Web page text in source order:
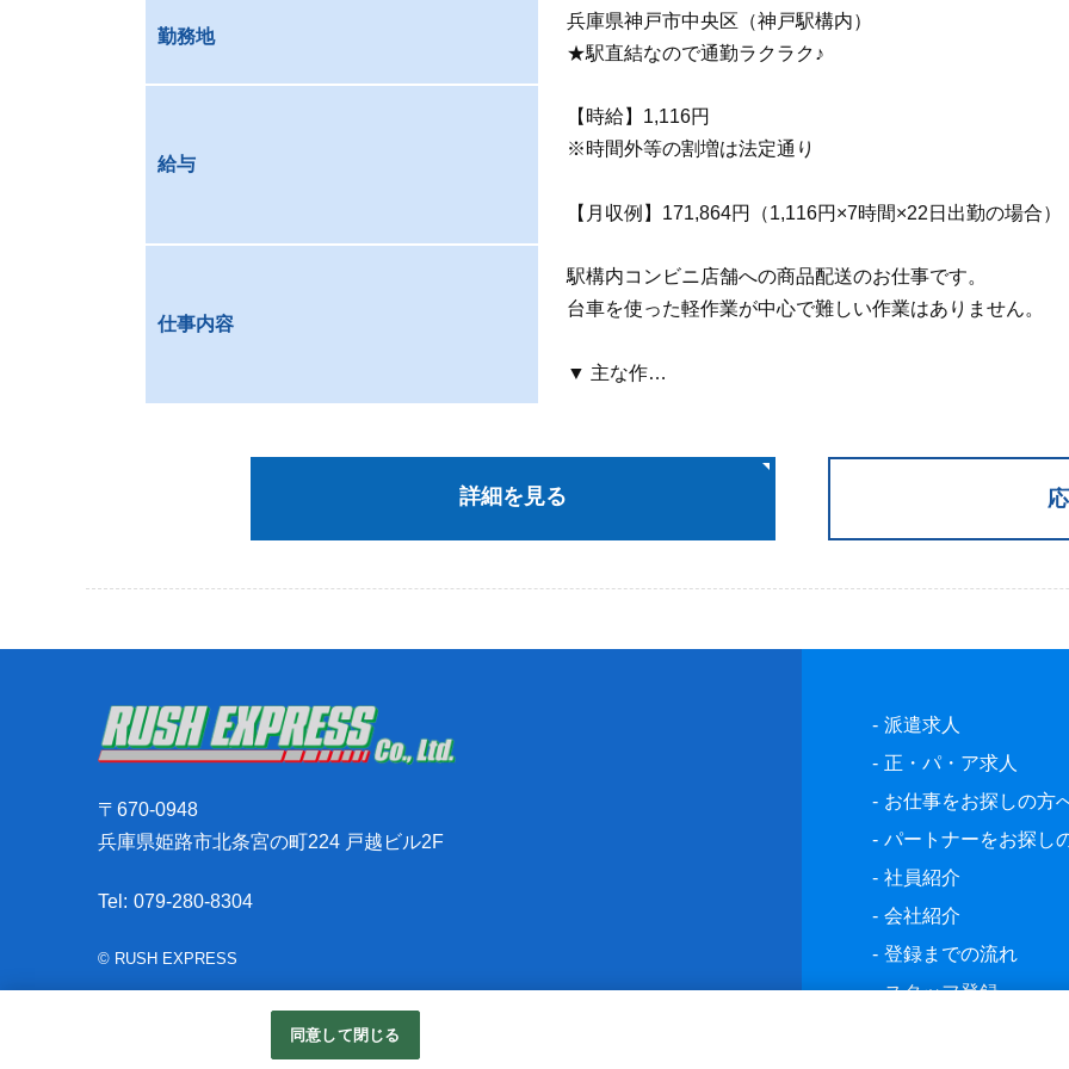
勤務地
兵庫県神戸市中央区（神戸駅構内）
★駅直結なので通勤ラクラク♪
給与
【時給】1,116円
※時間外等の割増は法定通り
【月収例】171,864円（1,116円×7時間×22日出勤の場合）
仕事内容
駅構内コンビニ店舗への商品配送のお仕事です。
台車を使った軽作業が中心で難しい作業はありません。
▼ 主な作…
詳細を見る
派遣求人
正・パ・ア求人
お仕事をお探しの方
パートナーをお探し
社員紹介
会社紹介
登録までの流れ
スタッフ登録
〒670-0948
兵庫県姫路市北条宮の町224 戸越ビル2F
Tel: 079-280-8304
© RUSH EXPRESS
同意して閉じる